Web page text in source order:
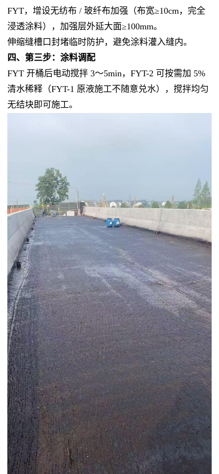
FYT，增设无纺布 / 玻纤布加强（布宽≥10cm，完全
浸透涂料），加强层外延大面≥100mm。
伸缩缝槽口封堵临时防护，避免涂料灌入缝内。
四、第三步：涂料调配
FYT 开桶后电动搅拌 3～5min，FYT-2 可按需加 5%
清水稀释（FYT-1 原液施工不随意兑水），搅拌均匀
无结块即可施工。